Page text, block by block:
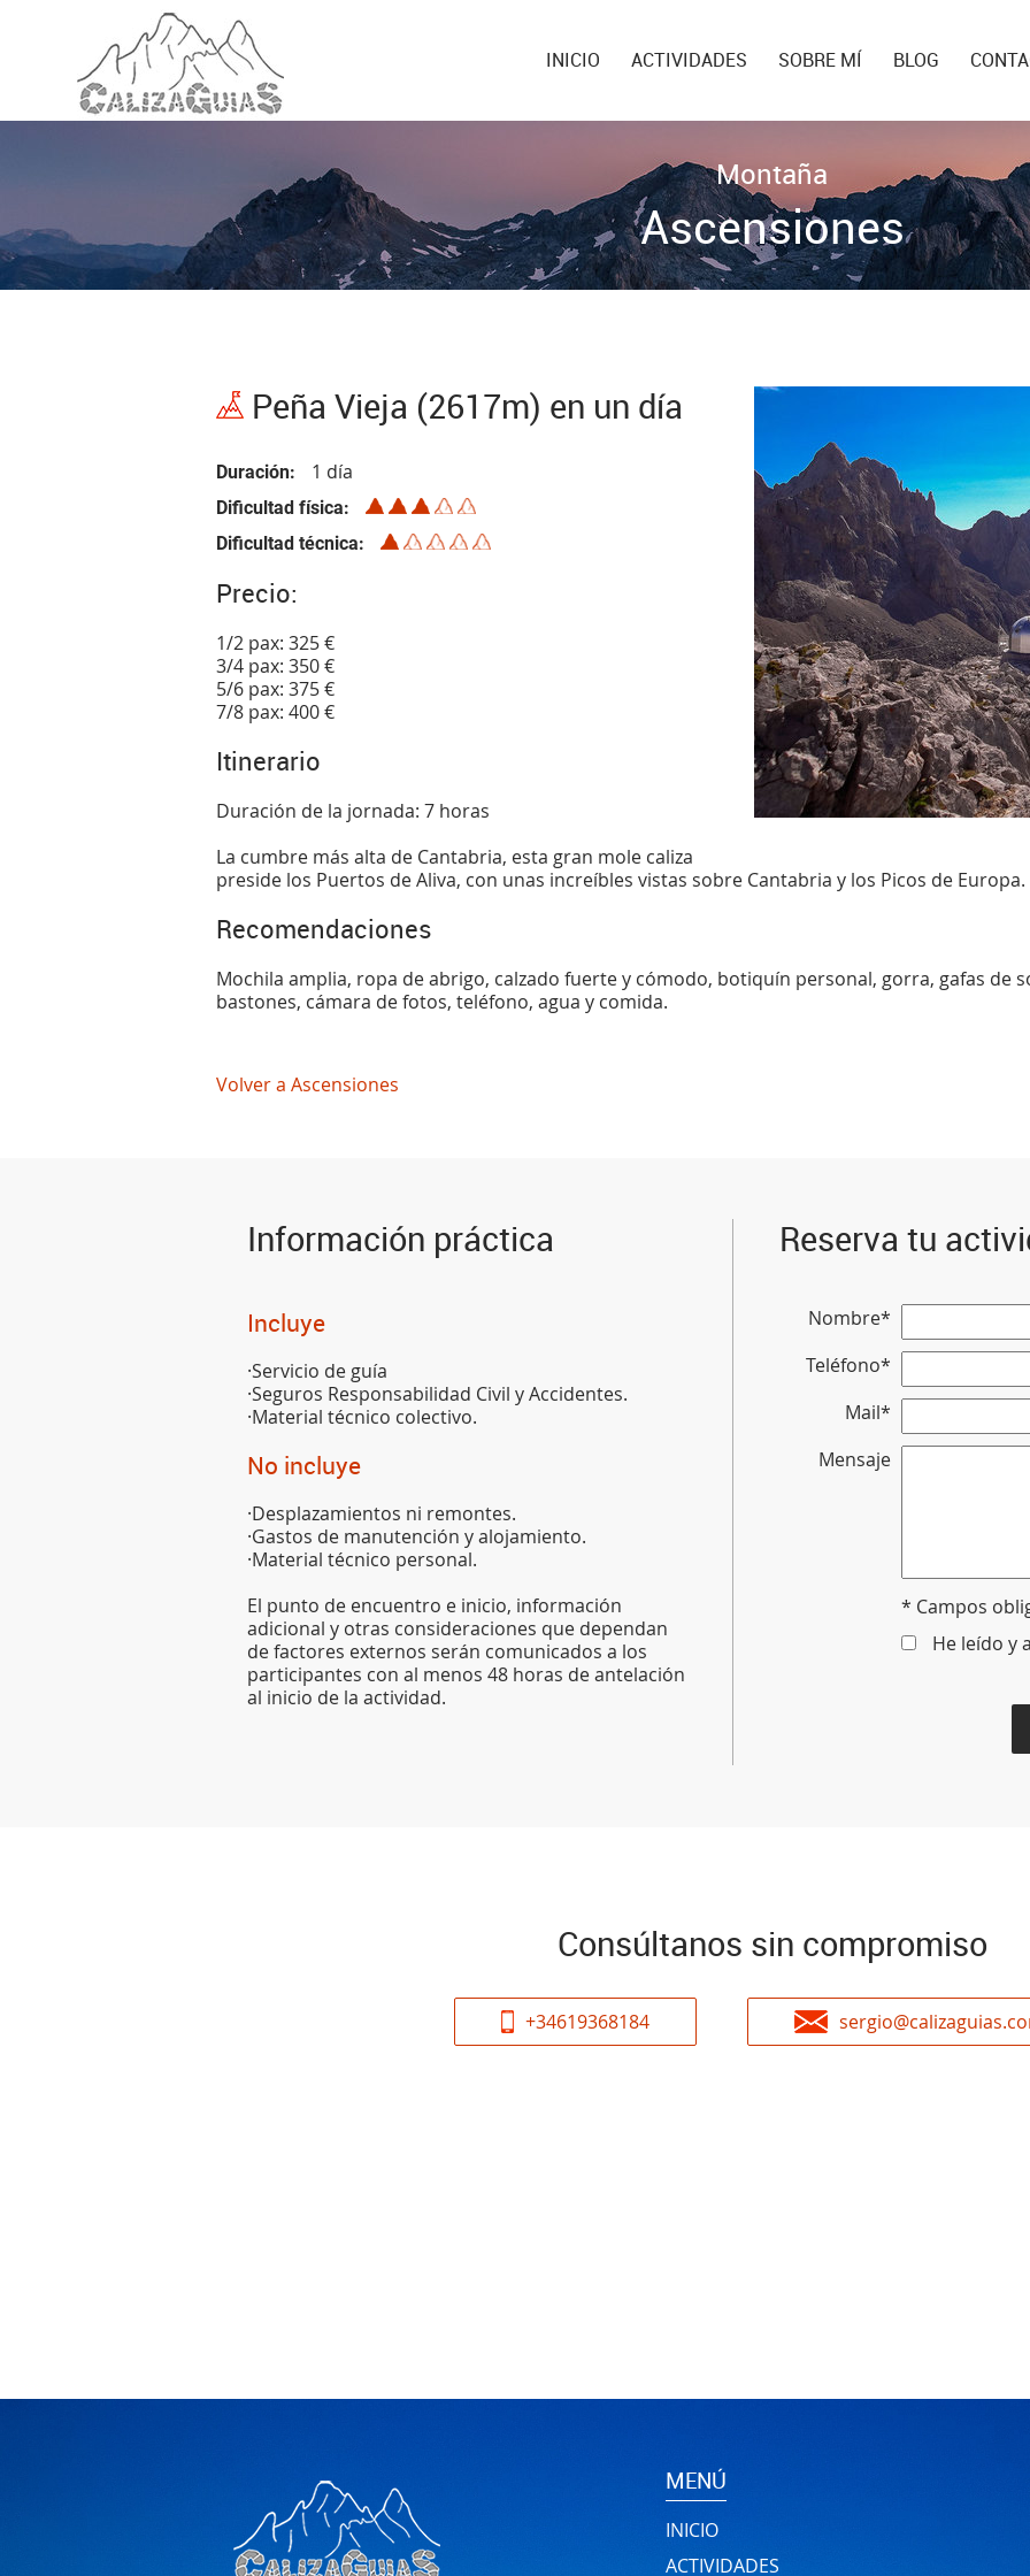
INICIO ACTIVIDADES SOBRE MÍ BLOG
Montaña
Ascensiones
Peña Vieja (2617m) en un día
Duración 1 día
Dificultad física
Dificultad técnica
Precio:
1/2 pax: 325 €
3/4 pax: 350 €
5/6 pax: 375 €
7/8 pax: 400 €
Itinerario
Duración de la jornada: 7 horas
La cumbre más alta de Cantabria, esta gran mole caliza
preside los Puertos de Aliva, con unas increíbles vistas sobre Cantabria y los Picos de Europa.
Recomendaciones
Mochila amplia, ropa de abrigo, calzado fuerte y cómodo, botiquín personal, gorra, gafas de
bastones, cámara de fotos, teléfono, agua y comida.
Volver a Ascensiones
Información práctica
Incluye
·Servicio de guía
·Seguros Responsabilidad Civil y Accidentes.
·Material técnico colectivo.
No incluye
·Desplazamientos ni remontes.
·Gastos de manutención y alojamiento.
·Material técnico personal.
El punto de encuentro e inicio, información
adicional y otras consideraciones que dependan
de factores externos serán comunicados a los
participantes con al menos 48 horas de antelación
al inicio de la actividad.
Reserva tu
Nombre*
Teléfono*
Mail*
Mensaje
* Campos
He leído y
Consúltanos sin compromiso
+34619368184
MENÚ
INICIO
ACTIVIDADES